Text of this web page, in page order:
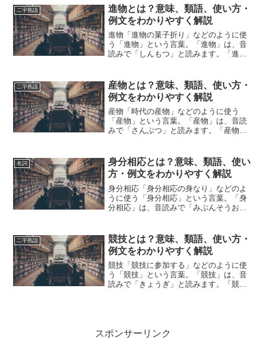
は「レイシスト」の意味や使い方や類語
について、小説な...
二字熟語
進物とは？意味、類語、使い方・
例文をわかりやすく解説
進物「進物の菓子折り」などのように使
う「進物」という言葉。「進物」は、音
読みで「しんもつ」と読みます。「進
い方や類語について、小説などの用例を
紹介しながら、わかりやすく...
二字熟語
産物とは？意味、類語、使い方・
例文をわかりやすく解説
産物「時代の産物」などのように使う
「産物」という言葉。「産物」は、音読
みで「さんぶつ」と読みます。「産物」
方や類語について、小説などの用例を紹
介しながら、わかりやすく解説...
名詞
身分相応とは？意味、類語、使い
方・例文をわかりやすく解説
身分相応「身分相応の身なり」などのよ
うに使う「身分相応」という言葉。「身
分相応」は、音読みで「みぶんそうお
事では「身分相応」の意味や使い方や類
語について、小説などの用例...
二字熟語
競技とは？意味、類語、使い方・
例文をわかりやすく解説
競技「競技に参加する」などのように使
う「競技」という言葉。「競技」は、音
読みで「きょうぎ」と読みます。「競
スポンサーリンク